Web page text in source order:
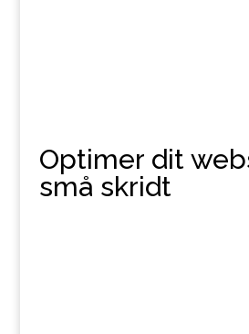
Optimer dit
små skridt